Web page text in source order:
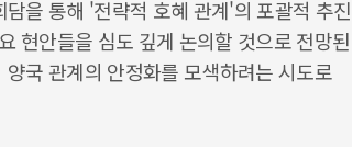
을 통해 '전략적 호혜 관계'의 포괄적 추진
현안들을 심도 깊게 논의할 것으로 전망된
국 관계의 안정화를 모색하려는 시도로